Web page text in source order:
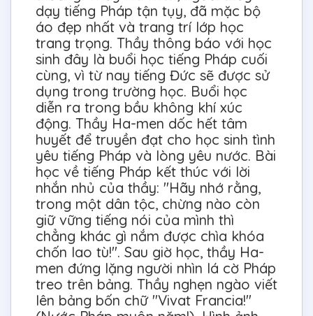
dạy tiếng Pháp tận tụy, đã mặc bộ
áo đẹp nhất và trang trí lớp học
trang trọng. Thầy thông báo với học
sinh đây là buổi học tiếng Pháp cuối
cùng, vì từ nay tiếng Đức sẽ được sử
dụng trong trường học. Buổi học
diễn ra trong bầu không khí xúc
động. Thầy Ha-men dốc hết tâm
huyết để truyền đạt cho học sinh tình
yêu tiếng Pháp và lòng yêu nước. Bài
học về tiếng Pháp kết thúc với lời
nhắn nhủ của thầy: "Hãy nhớ rằng,
trong một dân tộc, chừng nào còn
giữ vững tiếng nói của mình thì
chẳng khác gì nắm được chìa khóa
chốn lao tù!". Sau giờ học, thầy Ha-
men đứng lặng người nhìn lá cờ Pháp
treo trên bảng. Thầy nghẹn ngào viết
lên bảng bốn chữ "Vivat Francia!"